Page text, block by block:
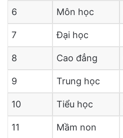
6 Môn học
7 Đại học
8 Cao đẳng
9 Trung học
10 Tiểu học
11 Mầm non